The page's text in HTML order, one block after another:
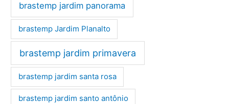
brastemp jardim panorama
brastemp Jardim Planalto
brastemp jardim primavera
brastemp jardim santa rosa
brastemp jardim santo antônio